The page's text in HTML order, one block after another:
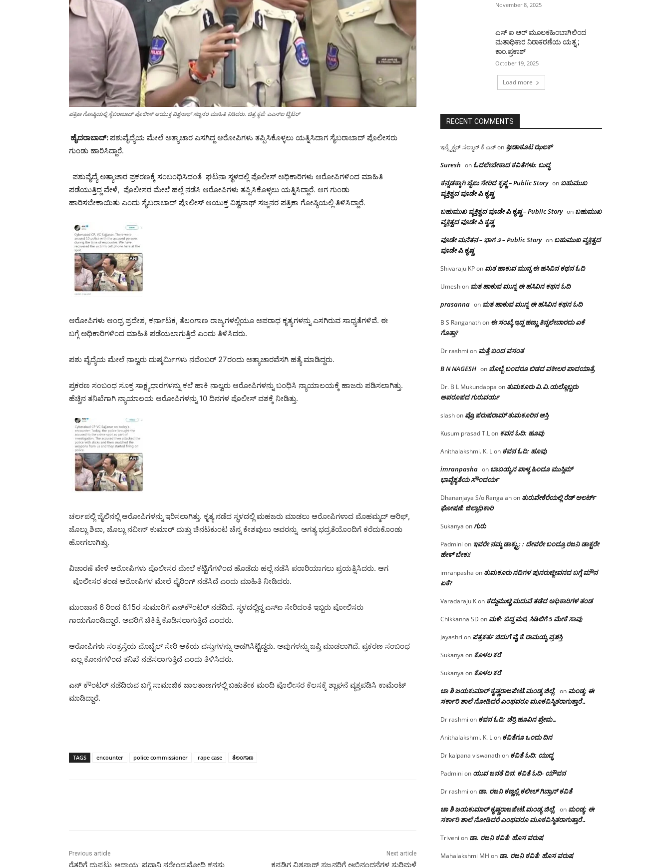
ಪತ್ರಿಕಾ ಗೋಷ್ಠಿಯಲ್ಲಿ ಸೈಬರಾಬಾದ್ ಪೊಲೀಸ್ ಆಯುಕ್ತ ವಿಶ್ವನಾಥ್ ಸಜ್ಜನರ ಮಾಹಿತಿ ನಿಡಿದರು. ಚಿತ್ರ ಕೃಪೆ: ಎಎನ್ಐ ಟ್ವಿಟರ್
ಹೈದರಾಬಾದ್:ಪಶುವೈದ್ಯೆಯ ಮೇಲೆ ಅತ್ಯಾಚಾರ ಎಸಗಿದ್ದ ಆರೋಪಿಗಳು ತಪ್ಪಿಸಿಕೊಳ್ಳಲು ಯತ್ನಿಸಿದಾಗ ಸೈಬರಾಬಾದ್ ಪೊಲೀಸರು
ಗುಂಡು ಹಾರಿಸಿದ್ದಾರೆ.
ಪಶುವೈದ್ಯೆ ಅತ್ಯಾಚಾರ ಪ್ರಕರಣಕ್ಕೆ ಸಂಬಂಧಿಸಿದಂತೆ ಘಟನಾ ಸ್ಥಳದಲ್ಲಿ ಪೊಲೀಸ್ ಅಧಿಕಾರಿಗಳು ಆರೋಪಿಗಳಿಂದ ಮಾಹಿತಿ
ಪಡೆಯುತ್ತಿದ್ದ ವೇಳೆ, ಪೊಲೀಸರ ಮೇಲೆ ಹಲ್ಲೆ ನಡೆಸಿ ಆರೋಪಿಗಳು ತಪ್ಪಿಸಿಕೊಳ್ಳಲು ಯತ್ನಿಸಿದ್ದಾರೆ. ಆಗ ಗುಂಡು
ಹಾರಿಸಬೇಕಾಯಿತು ಎಂದು ಸೈಬರಾಬಾದ್‌ ಪೊಲೀಸ್‌ ಆಯುಕ್ತ ವಿಶ್ವನಾಥ್ ಸಜ್ಜನರ ಪತ್ರಿಕಾ ಗೋಷ್ಠಿಯಲ್ಲಿ ತಿಳಿಸಿದ್ದಾರೆ.
ಆರೋಪಿಗಳು ಆಂಧ್ರ ಪ್ರದೇಶ, ಕರ್ನಾಟಕ, ತೆಲಂಗಾಣ ರಾಜ್ಯಗಳಲ್ಲಿಯೂ ಅಪರಾಧ ಕೃತ್ಯಗಳನ್ನು ಎಸಗಿರುವ ಸಾಧ್ಯತೆಗಳಿವೆ. ಈ
ಬಗ್ಗೆ ಅಧಿಕಾರಿಗಳಿಂದ ಮಾಹಿತಿ ಪಡೆಯಲಾಗುತ್ತಿದೆ ಎಂದು ತಿಳಿಸಿದರು.
ಪಶು ವೈದ್ಯೆಯ ಮೇಲೆ ನಾಲ್ವರು ದುಷ್ಕರ್ಮಿಗಳು ನವೆಂಬರ್ 27ರಂದು ಅತ್ಯಾಚಾರವೆಸಗಿ ಹತ್ಯೆ ಮಾಡಿದ್ದರು.
ಪ್ರಕರಣ ಸಂಬಂಧ ಸೂಕ್ತ ಸಾಕ್ಷ್ಯಧಾರಗಳನ್ನು ಕಲೆ ಹಾಕಿ ನಾಲ್ವರು ಆರೋಪಿಗಳನ್ನು ಬಂಧಿಸಿ ನ್ಯಾಯಾಲಯಕ್ಕೆ ಹಾಜರು ಪಡಿಸಲಾಗಿತ್ತು.
ಹೆಚ್ಚಿನ ತನಿಖೆಗಾಗಿ ನ್ಯಾಯಾಲಯ ಆರೋಪಿಗಳನ್ನು 10 ದಿನಗಳ ಪೊಲೀಸ್‌ ವಶಕ್ಕೆ ನೀಡಿತ್ತು.
ಚರ್ಲಪಲ್ಲಿ ಜೈಲಿನಲ್ಲಿ ಆರೋಪಿಗಳನ್ನು ಇರಿಸಲಾಗಿತ್ತು. ಕೃತ್ಯ ನಡೆದ ಸ್ಥಳದಲ್ಲಿ ಮಹಜರು ಮಾಡಲು ಆರೋಪಿಗಳಾದ ಮೊಹಮ್ಮದ್ ಆರಿಫ್,
ಜೊಲ್ಲು ಶಿವಾ, ಜೊಲ್ಲು ನವೀನ್ ಕುಮಾರ್ ಮತ್ತು ಚಿನಟಕುಂಟ ಚೆನ್ನ ಕೇಶವುಲು ಅವರನ್ನು ಅಗತ್ಯ ಭದ್ರತೆಯೊಂದಿಗೆ ಕರೆದುಕೊಂಡು
ಹೋಗಲಾಗಿತ್ತು.
ವಿಚಾರಣೆ ವೇಳೆ ಆರೋಪಿಗಳು ಪೊಲೀಸರ ಮೇಲೆ ಕಟ್ಟಿಗೆಗಳಿಂದ ಹೊಡೆದು ಹಲ್ಲೆ ನಡೆಸಿ ಪರಾರಿಯಾಗಲು ಪ್ರಯತ್ನಿಸಿದರು. ಆಗ
ಪೊಲೀಸರ ತಂಡ ಆರೋಪಿಗಳ ಮೇಲೆ ಫೈರಿಂಗ್‌ ನಡೆಸಿದೆ ಎಂದು ಮಾಹಿತಿ ನೀಡಿದರು.
ಮುಂಜಾನೆ 6 ರಿಂದ 6.15ರ ಸುಮಾರಿಗೆ ಎನ್‌ಕೌಂಟರ್‌ ನಡೆದಿದೆ. ಸ್ಥಳದಲ್ಲಿದ್ದ ಎಸ್‌ಐ ಸೇರಿದಂತೆ ಇಬ್ಬರು ಪೋಲಿಸರು
ಗಾಯಗೊಂಡಿದ್ದಾರೆ. ಅವರಿಗೆ ಚಿಕಿತ್ಸೆ ಕೊಡಿಸಲಾಗುತ್ತಿದೆ ಎಂದರು.
ಆರೋಪಿಗಳು ಸಂತ್ರಸ್ತೆಯ ಮೊಬೈಲ್‌ ಸೇರಿ ಆಕೆಯ ವಸ್ತುಗಳನ್ನು ಅಡಗಿಸಿಟ್ಟಿದ್ದರು. ಅವುಗಳನ್ನು ಜಪ್ತಿ ಮಾಡಲಾಗಿದೆ. ಪ್ರಕರಣ ಸಂಬಂಧ
ಎಲ್ಲ ಕೋನಗಳಿಂದ ತನಿಖೆ ನಡೆಸಲಾಗುತ್ತಿದೆ ಎಂದು ತಿಳಿಸಿದರು.
ಎನ್ ಕೌಂಟರ್ ನಡೆದಿರುವ ಬಗ್ಗೆ ಸಾಮಾಜಿಕ ಜಾಲತಾಣಗಳಲ್ಲಿ ಬಹುತೇಕ ಮಂದಿ ಪೊಲೀಸರ ಕೆಲಸಕ್ಕೆ ಶ್ಲಾಘನೆ ವ್ಯಕ್ತಪಡಿಸಿ ಕಾಮೆಂಟ್
ಮಾಡಿದ್ದಾರೆ.
TAGS encounter police commissioner rape case ತೆಲಂಗಾಣ
Previous article
ರೈತರಿಗೆ ದುಪ್ಪಟ್ಟು ಆದಾಯ: ಪ್ರಧಾನಿ ನರೇಂದ್ರಮೋದಿ ಕನಸು
Next article
ಕನ್ನಡಿಗ ವಿಶ್ವನಾಥ್‌ ಸಜ್ಜನರಿಗೆ ಅಭಿನಂದನೆಗಳ ಸುರಿಮಳೆ
November 8, 2025
ಎಸ್ ಐ ಆರ್ ಮೂಲಕಹಿಂಬಾಗಿಲಿಂದ
ಮತಾಧಿಕಾರ ನಿರಾಕರಣೆಯ ಯತ್ನ ;
ಕಾಂ.ಪ್ರಕಾಶ್
October 19, 2025
Load more
RECENT COMMENTS
ಇನ್ಸ್ಪೆಕ್ಟರ್ ಸಲ್ಮಾನ್ ಕೆ ಎನ್on ಕ್ರೀಡಾಕೂಟ ಝಲಕ್
Suresh on ಓದಲೇಬೇಕಾದ‌ ಕವಿತೆಗಳು: ಬುದ್ಧ
ಕನ್ನಡಕ್ಕಾಗಿ ಜೈಲು ಸೇರಿದ ಕೃಷ್ಣ – Public Story on ಬಹುಮುಖ
ವ್ಯಕ್ತಿತ್ವದ ವೂಡೇ ಪಿ.ಕೃಷ್ಣ
ಬಹುಮುಖ ವ್ಯಕ್ತಿತ್ವದ ವೂಡೇ ಪಿ.ಕೃಷ್ಣ – Public Story on ಬಹುಮುಖ
ವ್ಯಕ್ತಿತ್ವದ ವೂಡೇ ಪಿ.ಕೃಷ್ಣ
ವೂಡೇ ಮನೆತನ – ಭಾಗ ೨ – Public Story on ಬಹುಮುಖ ವ್ಯಕ್ತಿತ್ವದ
ವೂಡೇ ಪಿ.ಕೃಷ್ಣ
Shivaraju KPon ಮತ ಹಾಕುವ ಮುನ್ನ ಈ ಹಸಿವಿನ ಕಥನ ಓದಿ
Umeshon ಮತ ಹಾಕುವ ಮುನ್ನ ಈ ಹಸಿವಿನ ಕಥನ ಓದಿ
prasanna on ಮತ ಹಾಕುವ ಮುನ್ನ ಈ ಹಸಿವಿನ ಕಥನ ಓದಿ
B S Ranganathon ಈ ಸಂಖ್ಯೆ ಇದ್ದ ಹಣ್ಣು ತಿನ್ನಲೇಬಾರದು ಏಕೆ
ಗೊತ್ತಾ?
Dr rashmi on ಮತ್ತೆ ಬಂದ ವಸಂತ
B N NAGESH on ಬೊಬ್ಬೆ ಬಂದರೂ ಬಿಡದ ವಕೀಲರ ಪಾದಯಾತ್ರೆ
Dr. B L Mukundappa on ತುಮಕೂರು‌ ವಿ.ವಿ.ಯಲ್ಲೊಬ್ಬರು
ಅಪರೂಪದ ಗುರುವರ್ಯ
slashon ಪ್ರೊ.ಪರುಷರಾಮ್ ತುಮಕೂರಿನ ಆಸ್ತಿ
Kusum prasad T.Lon ಕವನ ಓದಿ: ಹೂವು
Anithalakshmi. K. Lon ಕವನ ಓದಿ: ಹೂವು
imranpasha on ಬಾಬಯ್ಯನ ಪಾಳ್ಯ ಹಿಂದೂ ಮುಸ್ಲಿಮ್
ಭಾವೈಕ್ಯತೆಯ ಸೌಂದರ್ಯ
Dhananjaya S/o Rangaiahon ತುರುವೇಕೆರೆಯಲ್ಲಿ ರೆಡ್ ಅಲರ್ಟ್
ಘೋಷಣೆ: ಜಿಲ್ಲಾಧಿಕಾರಿ
Sukanya onಗುರು
Padmini on ಇವರೇ ನಮ್ಮ ಡಾಕ್ಟ್ರು; : ದೇವರೇ ಬಂದ್ರೂ ರಜನಿ ಡಾಕ್ಟರೇ
ಹೇಳ್ ಬೇಕು!
imranpasha on ತುಮಕೂರು ನದಿಗಳ ಪುನರುಜ್ಜೀವನದ ಬಗ್ಗೆ ಮೌನ
ಏಕೆ?
Varadaraju Kon ಕದ್ದುಮುಚ್ಚಿ ಮದುವೆ ತಡೆದ ಅಧಿಕಾರಿಗಳ ತಂಡ
Chikkanna SD on ಮಳೆ: ಬಿದ್ದ ಮರ, ಸಿಡಿಲಿಗೆ 5 ಮೇಕೆ ಸಾವು
Jayashri on ಪತ್ರಕರ್ತ ಚಿದುಗೆ ವೈ.ಕೆ.ರಾಮಯ್ಯ ಪ್ರಶಸ್ತಿ
Sukanya on ಕೊಳಲ ಕರೆ
Sukanya on ಕೊಳಲ ಕರೆ
ಚಾ ಶಿ ಜಯಕುಮಾರ್ ಕೃಷ್ಣರಾಜಪೇಟೆ.ಮಂಡ್ಯ ಜಿಲ್ಲೆ. on ಮಂಡ್ಯ: ಈ
ಸರ್ಕಾರಿ ಶಾಲೆ ನೋಡಿದರೆ ಎಂಥವರೂ ಮೂಕವಿಸ್ಮಿತರಾಗುತ್ತಾರೆ…
Dr rashmi on ಕವನ ಓದಿ: ಚೆರ್ರಿ ಹೂವಿನ ಪ್ರೇಮ…
Anithalakshmi. K. Lon ಕವಿತೆಗೂ ಒಂದು ದಿನ
Dr kalpana viswanathon ಕವಿತೆ ಓದಿ: ಯುದ್ಧ
Padmini on ಯುವ ಜನತೆ ದಿನ: ಕವಿತೆ ಓದಿ- ಯೌವನ
Dr rashmi on ಡಾ. ರಜನಿ‌ ಕಣ್ಣಲ್ಲಿ ಕಲೀಲ್ ಗಿಬ್ರಾನ್ ಕವಿತೆ
ಚಾ ಶಿ ಜಯಕುಮಾರ್ ಕೃಷ್ಣರಾಜಪೇಟೆ.ಮಂಡ್ಯ ಜಿಲ್ಲೆ. on ಮಂಡ್ಯ: ಈ
ಸರ್ಕಾರಿ ಶಾಲೆ ನೋಡಿದರೆ ಎಂಥವರೂ ಮೂಕವಿಸ್ಮಿತರಾಗುತ್ತಾರೆ…
Triveni on ಡಾ. ರಜನಿ ಕವಿತೆ: ಹೊಸ ವರುಷ
Mahalakshmi MH on ಡಾ. ರಜನಿ ಕವಿತೆ: ಹೊಸ ವರುಷ